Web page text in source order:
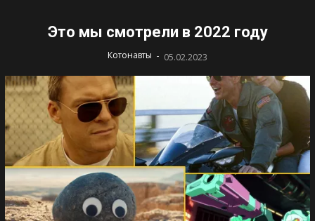
Это мы смотрели в 2022 году
Котонавты - 05.02.2023